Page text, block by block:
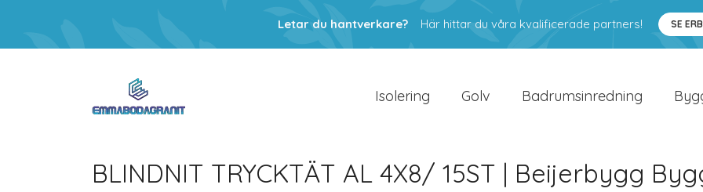
Letar du hantverkare? Här hittar du våra kvalificerade partners! SE
Isolering Golv Badrumsinredning
BLINDNIT TRYCKTÄT AL 4X8/ 15ST | Beijerbygg